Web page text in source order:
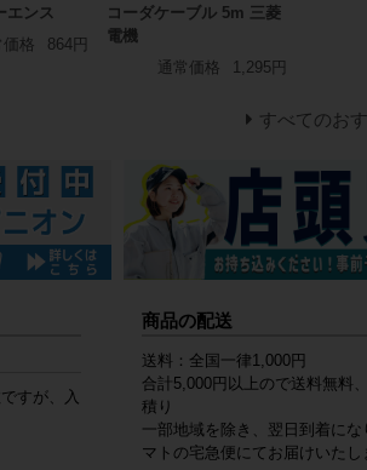
エンス
価格
864円
コーダケーブル 5m 三菱
電機
通常価格
1,295円
すべてのお
すが、入
商品の配送
送料：全国一律1,000円
合計5,000円以上ので送料無料
積り
一部地域を除き、翌日到着に
マトの宅急便にてお届けいたし